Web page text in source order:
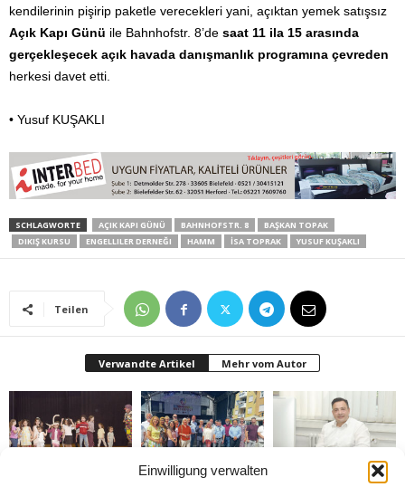
Einwilligung verwalten
kendilerinin pişirip paketle verecekleri yani, açıktan yemek satışsız
Açık Kapı Günü ile Bahnhofstr. 8’de saat 11 ila 15 arasında
gerçekleşecek açık havada danışmanlık programına çevreden
herkesi davet etti.
• Yusuf KUŞAKLI
SCHLAGWORTE AÇIK KAPI GÜNÜ BAHNHOFSTR. 8
BAŞKAN TOPAK
DIKIŞ KURSU
ENGELLILER DERNEĞI HAMM İSA TOPRAK YUSUF KUŞAKLI
Teilen
Verwandte Artikel Mehr vom Autor